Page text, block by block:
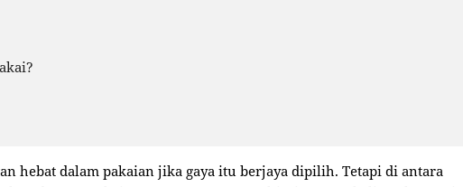
hebat dalam pakaian jika gaya itu berjaya dipilih. Tetapi di antara